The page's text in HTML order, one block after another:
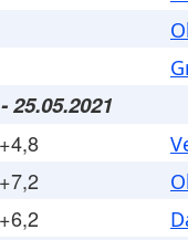
25.05.2021
+4,8
+7,2
+6,2